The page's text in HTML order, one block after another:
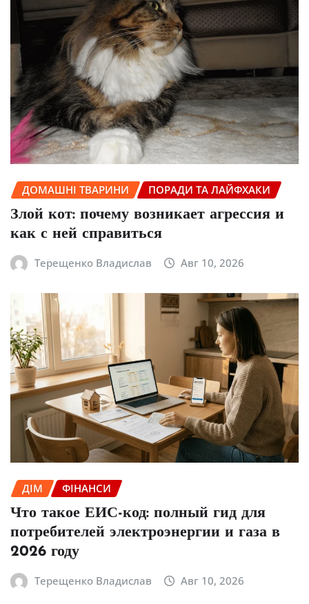
ДОМАШНІ ТВАРИНИ ПОРАДИ ТА ЛАЙФХАКИ
Злой кот: почему возникает агрессия и
как с ней справиться
Терещенко Владислав Авг 10, 2026
ДІМ ФІНАНСИ
Что такое ЕИС-код: полный гид для
потребителей электроэнергии и газа в
2026 году
Терещенко Владислав Авг 10, 2026